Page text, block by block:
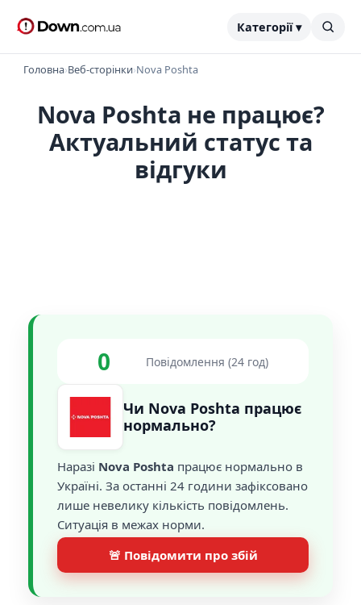
Категорії ▾
Головна›Веб-сторінки›Nova Poshta
Nova Poshta не працює?
Актуальний статус та
відгуки
0 Повідомлення (24 год)
Чи Nova Poshta працює
нормально?
Наразі Nova Poshta працює нормально в
Україні. За останні 24 години зафіксовано
лише невелику кількість повідомлень.
Ситуація в межах норми.
🚨 Повідомити про збій